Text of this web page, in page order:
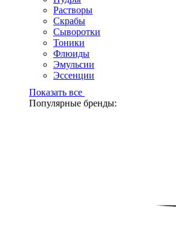
Растворы
Скрабы
Сыворотки
Тоники
Флюиды
Эмульсии
Эссенции
Показать все
Популярные бренды: